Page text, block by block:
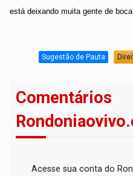
está deixando muita gente de boca
Sugestão de Pauta
Comentários
Acesse sua conta do